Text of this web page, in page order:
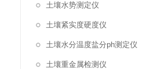
土壤水势测定仪
土壤紧实度硬度仪
土壤水分温度盐分ph测定仪
土壤重金属检测仪